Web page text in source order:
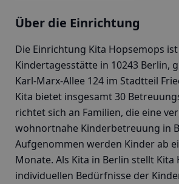
Über die Einrichtung
Die Einrichtung Kita Hopsemops
Kindertagesstätte in 10243 Berlin,
Karl-Marx-Allee 124 im Stadtteil
Kita bietet insgesamt 30
richtet sich an Familien, die eine
wohnortnahe Kinderbetreuung in
Aufgenommen werden Kinder ab
Monate. Als Kita in Berlin stellt Kita
individuellen Bedürfnisse der